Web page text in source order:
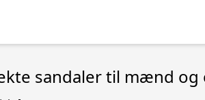
sandaler til mænd